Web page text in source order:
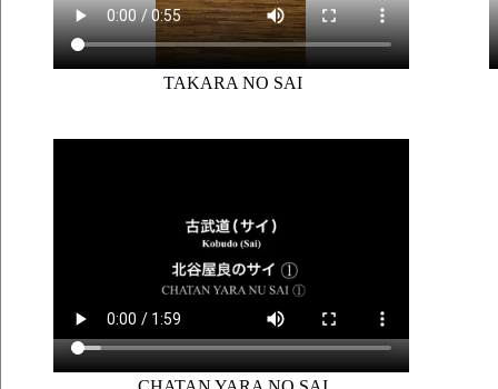
TAKARA NO SAI